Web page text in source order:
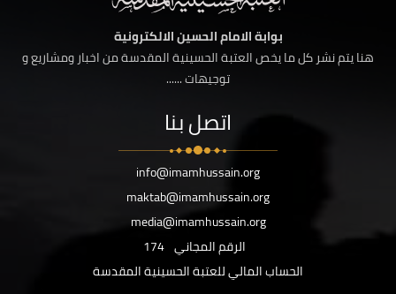
بوابة الامام الحسين الالكترونية
هنا يتم نشر كل ما يخص العتبة الحسينية المقدسة من اخبار ومشاريع و
توجيهات ......
اتصل بنا
info@imamhussain.org
maktab@imamhussain.org
media@imamhussain.org
الرقم المجاني 174
الحساب المالي للعتبة الحسينية المقدسة